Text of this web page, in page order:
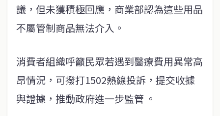
議，但未獲積極回應，商業部認為這些用品
不屬管制商品無法介入。
消費者組織呼籲民眾若遇到醫療費用異常高
昂情況，可撥打1502熱線投訴，提交收據
與證據，推動政府進一步監管 。